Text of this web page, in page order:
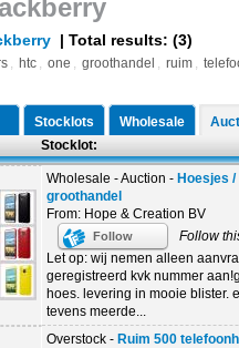
| Total results: (3)
, htc , one , groothandel , ruim ,
Stocklots Wholesale
Wholesale - Auction - Hoesjes
groothandel
From: Hope & Creation BV
Follow
Follow
Let op: wij nemen alleen
geregistreerd kvk nummer
hoes. levering in mooie blister.
tevens meerde...
Overstock - Ruim 500